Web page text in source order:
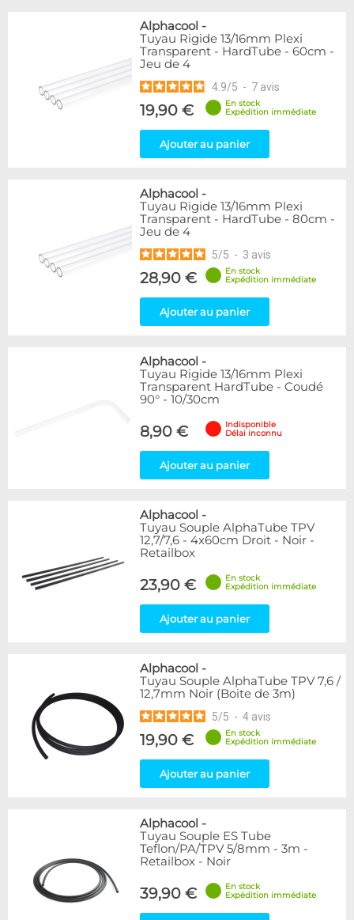
Alphacool -
Tuyau Rigide 13/16mm Plexi
Transparent - HardTube - 60cm -
Jeu de 4
4.9/5 - 7 avis
19,90 €
En stock
Expédition immédiate
Ajouter au panier
Alphacool -
Tuyau Rigide 13/16mm Plexi
Transparent - HardTube - 80cm -
Jeu de 4
5/5 - 3 avis
28,90 €
En stock
Expédition immédiate
Ajouter au panier
Alphacool -
Tuyau Rigide 13/16mm Plexi
Transparent HardTube - Coudé
90° - 10/30cm
8,90 €
Indisponible
Délai inconnu
Ajouter au panier
Alphacool -
Tuyau Souple AlphaTube TPV
12,7/7,6 - 4x60cm Droit - Noir -
Retailbox
23,90 €
En stock
Expédition immédiate
Ajouter au panier
Alphacool -
Tuyau Souple AlphaTube TPV 7,6 /
12,7mm Noir (Boite de 3m)
5/5 - 4 avis
19,90 €
En stock
Expédition immédiate
Ajouter au panier
Alphacool -
Tuyau Souple ES Tube
Teflon/PA/TPV 5/8mm - 3m -
Retailbox - Noir
39,90 €
En stock
Expédition immédiate